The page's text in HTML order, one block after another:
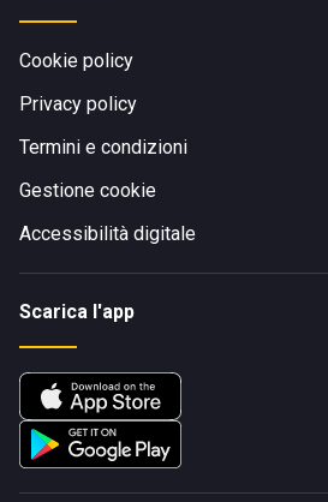
Cookie policy
Privacy policy
Termini e condizioni
Gestione cookie
Accessibilità digitale
Scarica l'app